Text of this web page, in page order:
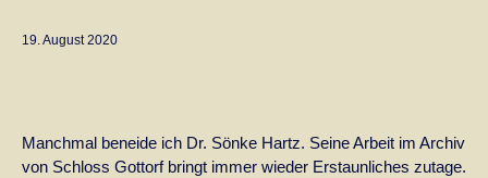
19. August 2020
Manchmal beneide ich Dr. Sönke Hartz. Seine Arbeit im Archiv
von Schloss Gottorf bringt immer wieder Erstaunliches zutage.